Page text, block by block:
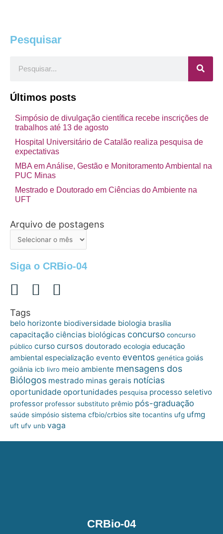
Pesquisar
Últimos posts
Simpósio de divulgação científica recebe inscrições de
trabalhos até 13 de agosto
Hospital Universitário de Catalão realiza pesquisa de
expectativas
MBA em Análise, Gestão e Monitoramento Ambiental na
PUC Minas
Mestrado e Doutorado em Ciências do Ambiente na
UFT
Arquivo de postagens
Arquivo
Siga o CRBio-04
Tags
belo horizonte biodiversidade biologia brasília
capacitação ciências biológicas concurso concurso
público curso cursos doutorado ecologia educação
ambiental especialização evento eventos genética goiás
goiânia icb livro meio ambiente mensagens dos
Biólogos mestrado minas gerais notícias
oportunidade oportunidades pesquisa processo seletivo
professor professor substituto prêmio pós-graduação
saúde simpósio sistema cfbio/crbios site tocantins ufg ufmg
uft ufv unb vaga
CRBio-04